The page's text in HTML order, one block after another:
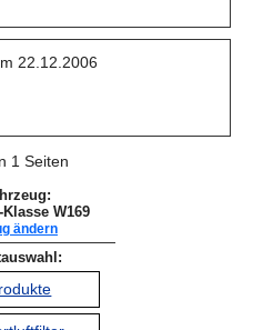
22.12.2006
1 Seiten
W169
ändern